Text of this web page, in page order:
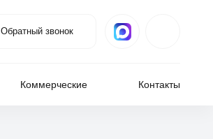
Обратный звонок
Коммерческие Контакты